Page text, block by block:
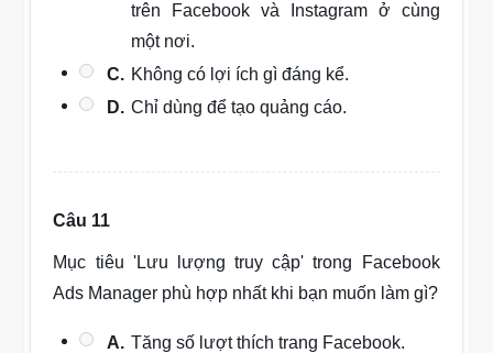
trên Facebook và Instagram ở cùng
một nơi.
C. Không có lợi ích gì đáng kể.
D. Chỉ dùng để tạo quảng cáo.
Câu 11
Mục tiêu 'Lưu lượng truy cập' trong Facebook
Ads Manager phù hợp nhất khi bạn muốn làm gì?
A. Tăng số lượt thích trang Facebook.